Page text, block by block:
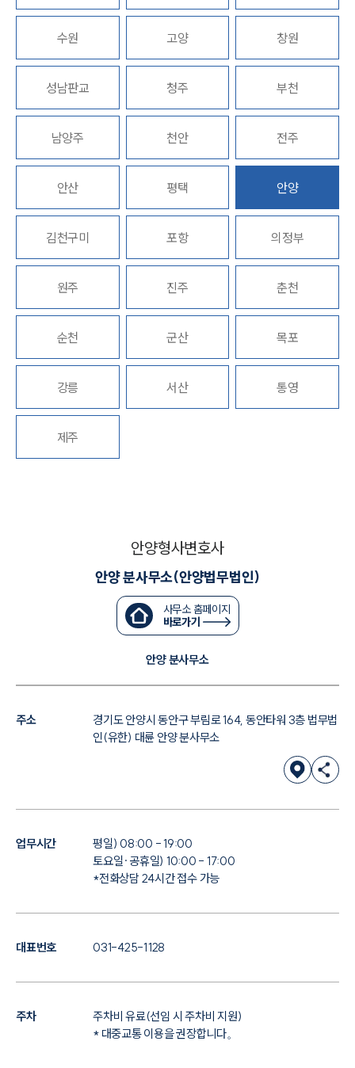
업무분야
전체
구성원 소개
소식/자료
언론보도
공지사항
법률 블로그
법률서식
세미나
대륜법률상담예약
수원 고양 창원
성남판교 청주 부천
남양주 천안 전주
안산 평택 안양
김천구미 포항 의정부
원주 진주 춘천
순천 군산 목포
강릉 서산 통영
제주
안양형사변호사
안양 분사무소(안양법무법인)
사무소 홈페이지
바로가기
안양 분사무소
주소
경기도 안양시 동안구 부림로 164, 동안타워 3층 법무법
인(유한) 대륜 안양 분사무소
업무시간
평일) 08:00 - 19:00
토요일·공휴일) 10:00 - 17:00
*전화상담 24시간 접수 가능
대표번호 031-425-1128
주차
주차비 유료(선임 시 주차비 지원)
* 대중교통 이용을 권장합니다。